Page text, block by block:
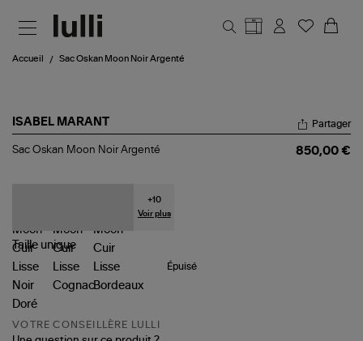
Accueil Sac Oskan Moon Noir Argenté
ISABEL MARANT
Sac
Partager
Sac Oskan Moon Noir Argenté 850,00 €
+10
Voir plus
Taille unique
Épuisé
VOTRE CONSEILLÈRE LULLI